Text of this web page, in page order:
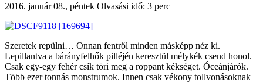
2016. január 08., péntek Olvasási idő: 3 perc
Szeretek repülni… Onnan fentről minden másképp néz ki.
Lepillantva a bárányfelhők pilléjén keresztül mélykék csend honol.
Csak egy-egy fehér csík töri meg a roppant kékséget. Óceánjárók.
Több ezer tonnás monstrumok. Innen csak vékony tollvonásoknak